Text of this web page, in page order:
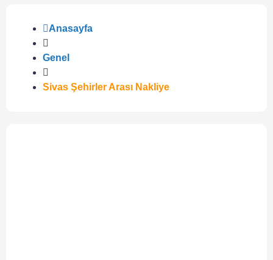
Anasayfa
Genel
Sivas Şehirler Arası Nakliye